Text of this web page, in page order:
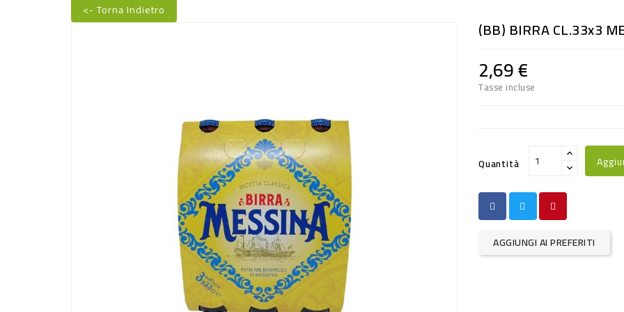
<- Torna Indietro
(BB) BIRRA CL.33x3
2,69 €
Tasse incluse
Quantità
AGGIUNGI AI PREFERITI